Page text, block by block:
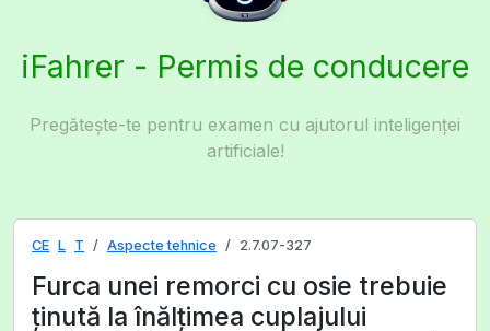
iFahrer - Permis de conducere
Pregătește-te pentru examen cu ajutorul inteligenței
artificiale!
CE L T Aspecte tehnice 2.7.07-327
Furca unei remorci cu osie trebuie
ținută la înălțimea cuplajului